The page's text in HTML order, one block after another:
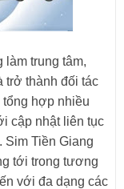
trung tâm,
trở thành đối tác
tổng hợp nhiều
cập nhật liên tục
Sim Tiền Giang
tới trong tương
với đa dạng các